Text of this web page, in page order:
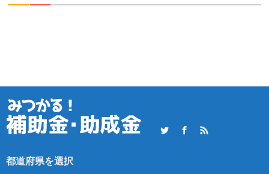
TwitterFacebookRSS